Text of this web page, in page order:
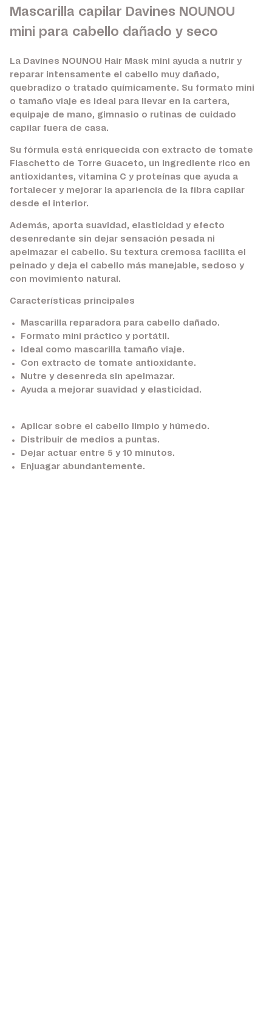
Mascarilla capilar Davines NOUNOU
mini para cabello dañado y seco
La Davines NOUNOU Hair Mask mini ayuda a nutrir y
reparar intensamente el cabello muy dañado,
quebradizo o tratado químicamente. Su formato mini
o tamaño viaje es ideal para llevar en la cartera,
equipaje de mano, gimnasio o rutinas de cuidado
capilar fuera de casa.
Su fórmula está enriquecida con extracto de tomate
Fiaschetto de Torre Guaceto, un ingrediente rico en
antioxidantes, vitamina C y proteínas que ayuda a
fortalecer y mejorar la apariencia de la fibra capilar
desde el interior.
Además, aporta suavidad, elasticidad y efecto
desenredante sin dejar sensación pesada ni
apelmazar el cabello. Su textura cremosa facilita el
peinado y deja el cabello más manejable, sedoso y
con movimiento natural.
Características principales
Mascarilla reparadora para cabello dañado.
Formato mini práctico y portátil.
Ideal como mascarilla tamaño viaje.
Con extracto de tomate antioxidante.
Nutre y desenreda sin apelmazar.
Ayuda a mejorar suavidad y elasticidad.
Aplicar sobre el cabello limpio y húmedo.
Distribuir de medios a puntas.
Dejar actuar entre 5 y 10 minutos.
Enjuagar abundantemente.